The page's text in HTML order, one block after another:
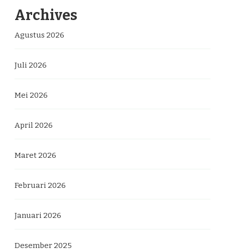
Archives
Agustus 2026
Juli 2026
Mei 2026
April 2026
Maret 2026
Februari 2026
Januari 2026
Desember 2025